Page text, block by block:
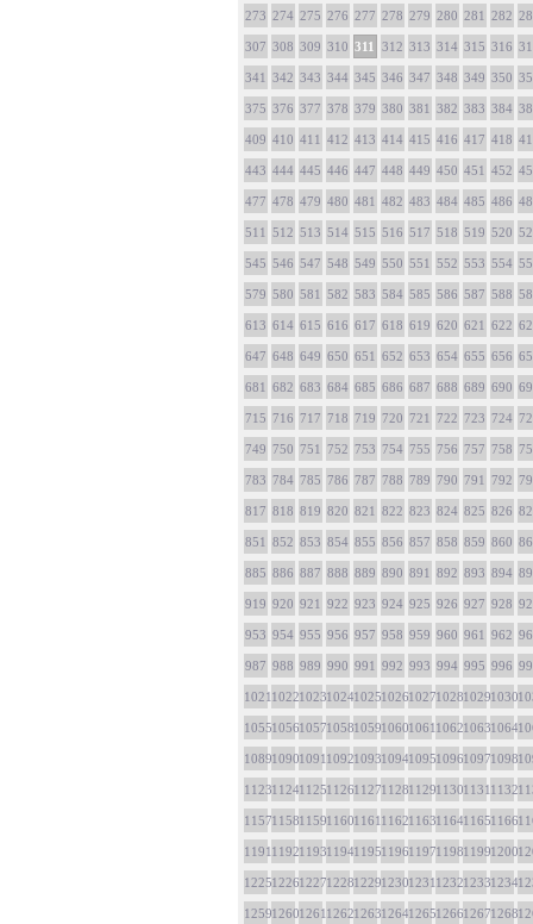
273 274 275 276 277 278 279 280 281 282
307 308 309 310 311 312 313 314 315 316
341 342 343 344 345 346 347 348 349 350
375 376 377 378 379 380 381 382 383 384
409 410 411 412 413 414 415 416 417 418
443 444 445 446 447 448 449 450 451 452
477 478 479 480 481 482 483 484 485 486
511 512 513 514 515 516 517 518 519 520
545 546 547 548 549 550 551 552 553 554
579 580 581 582 583 584 585 586 587 588
613 614 615 616 617 618 619 620 621 622
647 648 649 650 651 652 653 654 655 656
681 682 683 684 685 686 687 688 689 690
715 716 717 718 719 720 721 722 723 724
749 750 751 752 753 754 755 756 757 758
783 784 785 786 787 788 789 790 791 792
817 818 819 820 821 822 823 824 825 826
851 852 853 854 855 856 857 858 859 860
885 886 887 888 889 890 891 892 893 894
919 920 921 922 923 924 925 926 927 928
953 954 955 956 957 958 959 960 961 962
987 988 989 990 991 992 993 994 995 996
1021102210231024102510261027102810291030
1055105610571058105910601061106210631064
1089109010911092109310941095109610971098
1123112411251126112711281129113011311132
1157115811591160116111621163116411651166
1191119211931194119511961197119811991200
1225122612271228122912301231123212331234
1259126012611262126312641265126612671268